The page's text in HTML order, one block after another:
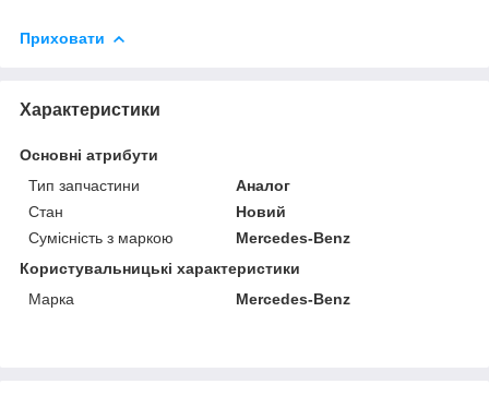
Приховати
Характеристики
Основні атрибути
Тип запчастини
Аналог
Стан
Новий
Сумісність з маркою
Mercedes-Benz
Користувальницькі характеристики
Марка
Mercedes-Benz